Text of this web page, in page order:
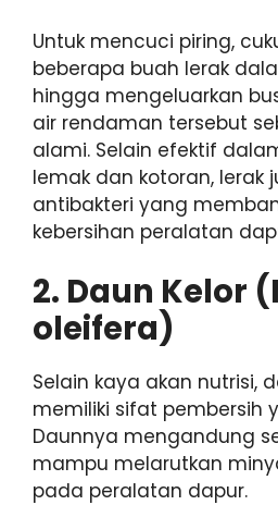
Untuk mencuci piring,
beberapa buah lerak
hingga mengeluarkan
air rendaman tersebut
alami. Selain efektif
lemak dan kotoran, lerak
antibakteri yang
kebersihan peralatan
2. Daun Kelor
oleifera)
Selain kaya akan nutrisi,
memiliki sifat pembersih
Daunnya mengandung
mampu melarutkan
pada peralatan dapur.